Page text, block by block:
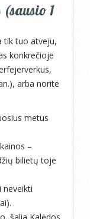
1
tik tuo atveju,
konkrečioje
arba norite
metus
–
bilietų toje
neveikti
šalia Kalėdos